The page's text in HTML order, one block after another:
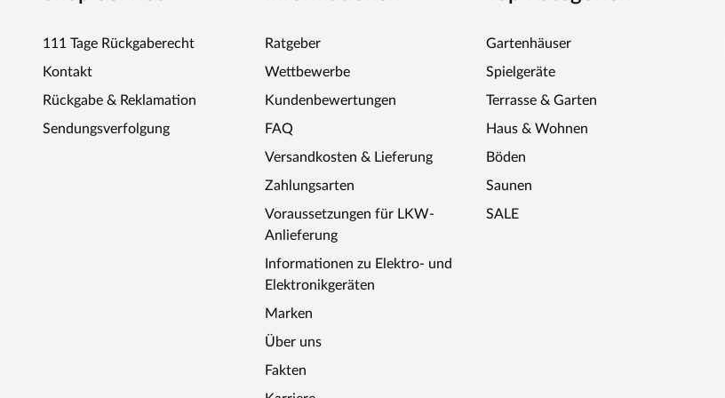
111 Tage Rückgaberecht
Kontakt
Rückgabe & Reklamation
Sendungsverfolgung
Ratgeber
Wettbewerbe
Kundenbewertungen
FAQ
Versandkosten & Lieferung
Zahlungsarten
Voraussetzungen für LKW-
Anlieferung
Informationen zu Elektro- und
Elektronikgeräten
Marken
Über uns
Fakten
Gartenhäuser
Spielgeräte
Terrasse & Garten
Haus & Wohnen
Böden
Saunen
SALE